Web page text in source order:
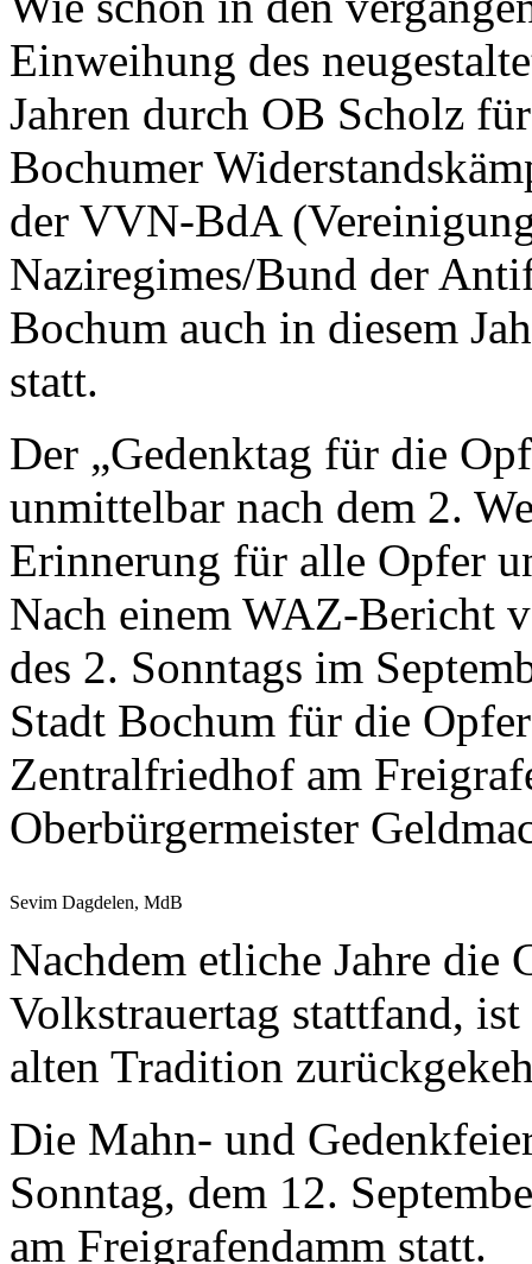
Wie schon in den
Einweihung des
Jahren durch OB Scholz
Bochumer
der VVN-BdA
Naziregimes/Bund der
Bochum auch in diesem
statt.
Der „Gedenktag für die
unmittelbar nach dem 2.
Erinnerung für alle Opfer
Nach einem WAZ-Bericht
des 2. Sonntags im
Stadt Bochum für die
Zentralfriedhof am
Oberbürgermeister
Sevim Dagdelen, MdB
Nachdem etliche Jahre die
Volkstrauertag stattfand,
alten Tradition
Die Mahn- und